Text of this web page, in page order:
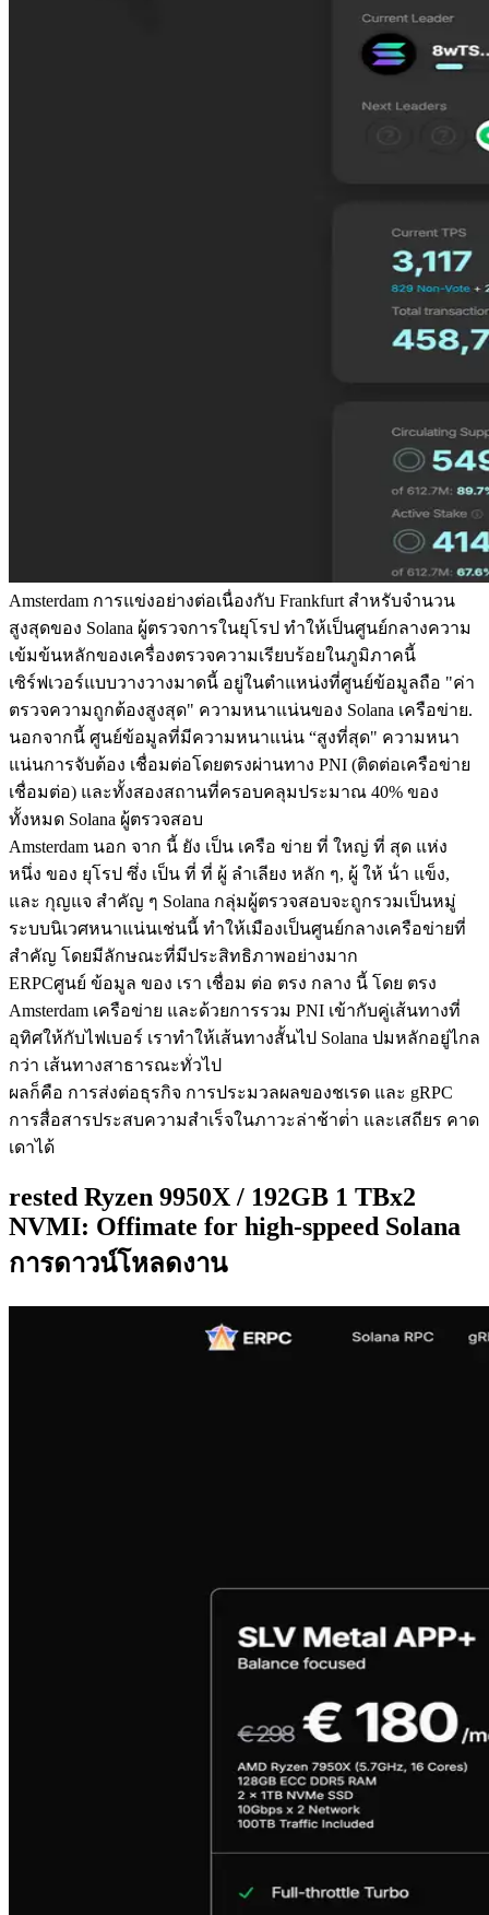
Amsterdam การแข่งอย่างต่อเนื่องกับ Frankfurt สําหรับจํานวน
สูงสุดของ Solana ผู้ตรวจการในยุโรป ทําให้เป็นศูนย์กลางความ
เข้มข้นหลักของเครื่องตรวจความเรียบร้อยในภูมิภาคนี้
เซิร์ฟเวอร์แบบวางวางมาดนี้ อยู่ในตําแหน่งที่ศูนย์ข้อมูลถือ "ค่า
ตรวจความถูกต้องสูงสุด" ความหนาแน่นของ Solana เครือข่าย.
นอกจากนี้ ศูนย์ข้อมูลที่มีความหนาแน่น “สูงที่สุด" ความหนา
แน่นการจับต้อง เชื่อมต่อโดยตรงผ่านทาง PNI (ติดต่อเครือข่าย
เชื่อมต่อ) และทั้งสองสถานที่ครอบคลุมประมาณ 40% ของ
ทั้งหมด Solana ผู้ตรวจสอบ
Amsterdam นอก จาก นี้ ยัง เป็น เครือ ข่าย ที่ ใหญ่ ที่ สุด แห่ง
หนึ่ง ของ ยุโรป ซึ่ง เป็น ที่ ที่ ผู้ ลําเลียง หลัก ๆ, ผู้ ให้ น้ํา แข็ง,
และ กุญแจ สําคัญ ๆ Solana กลุ่มผู้ตรวจสอบจะถูกรวมเป็นหมู่
ระบบนิเวศหนาแน่นเช่นนี้ ทําให้เมืองเป็นศูนย์กลางเครือข่ายที่
สําคัญ โดยมีลักษณะที่มีประสิทธิภาพอย่างมาก
ERPCศูนย์ ข้อมูล ของ เรา เชื่อม ต่อ ตรง กลาง นี้ โดย ตรง
Amsterdam เครือข่าย และด้วยการรวม PNI เข้ากับคู่เส้นทางที่
อุทิศให้กับไฟเบอร์ เราทําให้เส้นทางสั้นไป Solana ปมหลักอยู่ไกล
กว่า เส้นทางสาธารณะทั่วไป
ผลก็คือ การส่งต่อธุรกิจ การประมวลผลของชเรด และ gRPC
การสื่อสารประสบความสําเร็จในภาวะล่าช้าต่ํา และเสถียร คาด
เดาได้
rested Ryzen 9950X / 192GB 1 TBx2
NVMI: Offimate for high-sppeed Solana
การดาวน์โหลดงาน